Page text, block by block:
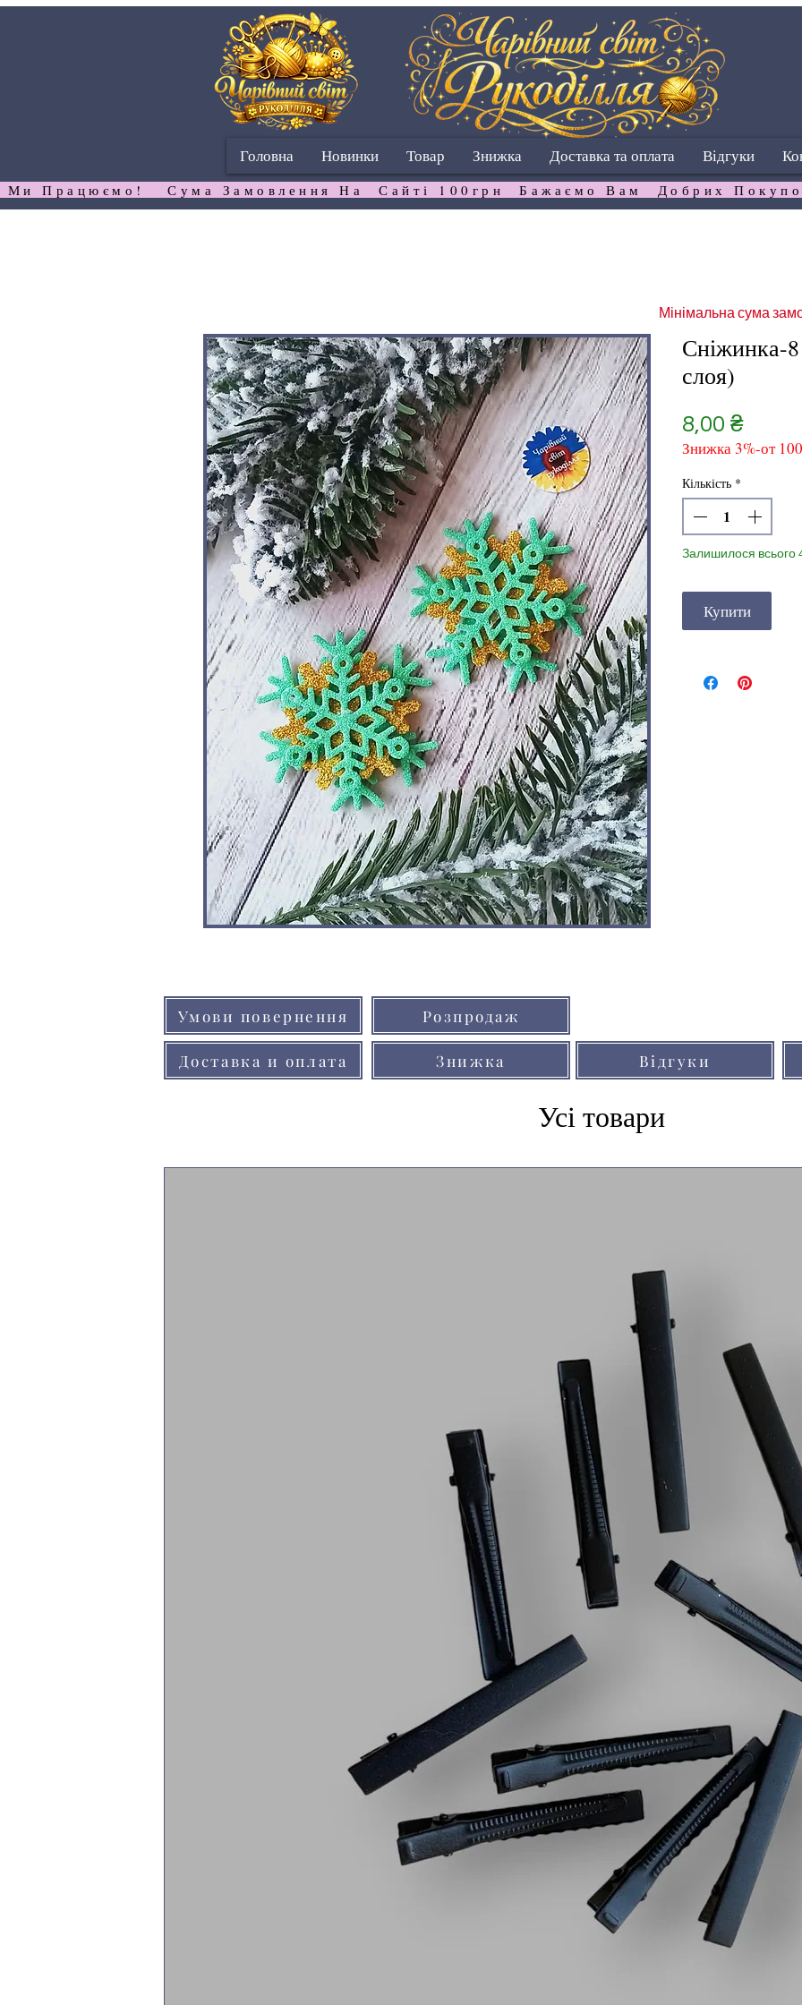
Головна Новинки Товар Знижка Доставка та оплата Відгуки
Ми Працюємо!   Сума Замовлення На  Сайті 100грн  Бажаємо Вам  Добрих
Сніжинка-
слоя)
8,00 ₴Ціна
Знижка 3%-от
Кількість *
Залишилося всього
Купити
Мінімальна сума
Умови повернення
Доставка и оплата
Розпродаж
Знижка Відгуки
Усі товари